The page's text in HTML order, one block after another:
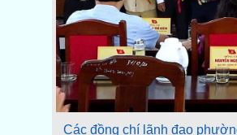
Các đồng chí lãnh đạo